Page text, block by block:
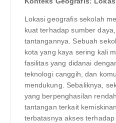
Lokasi geografis sekolah
kuat terhadap sumber
tantangannya. Sebuah
kota yang kaya sering kali
fasilitas yang didanai
teknologi canggih, dan
mendukung. Sebaliknya,
yang berpenghasilan
tantangan terkait
terbatasnya akses